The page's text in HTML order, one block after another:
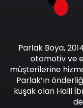
Parlak Boya,
otomotiv ve
müşterilerine
Parlak’ın
kuşak olan Halil